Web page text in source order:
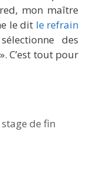
mon maître
le dit le refrain
des
C’est tout pour
stage de fin